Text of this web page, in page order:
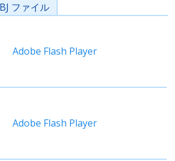
ファイル
Adobe Flash Player
Adobe Flash Player